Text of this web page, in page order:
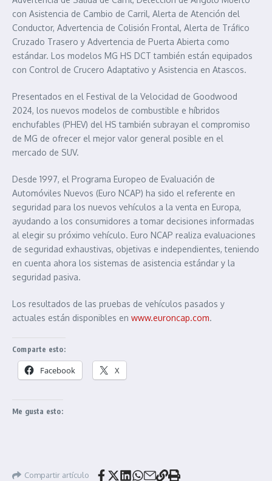
con Asistencia de Cambio de Carril, Alerta de Atención del
Conductor, Advertencia de Colisión Frontal, Alerta de Tráfico
Cruzado Trasero y Advertencia de Puerta Abierta como
estándar. Los modelos MG HS DCT también están equipados
con Control de Crucero Adaptativo y Asistencia en Atascos.
Presentados en el Festival de la Velocidad de Goodwood
2024, los nuevos modelos de combustible e híbridos
enchufables (PHEV) del HS también subrayan el compromiso
de MG de ofrecer el mejor valor general posible en el
mercado de SUV.
Desde 1997, el Programa Europeo de Evaluación de
Automóviles Nuevos (Euro NCAP) ha sido el referente en
seguridad para los nuevos vehículos a la venta en Europa,
ayudando a los consumidores a tomar decisiones informadas
al elegir su próximo vehículo. Euro NCAP realiza evaluaciones
de seguridad exhaustivas, objetivas e independientes, teniendo
en cuenta ahora los sistemas de asistencia estándar y la
seguridad pasiva.
Los resultados de las pruebas de vehículos pasados y
actuales están disponibles en www.euroncap.com.
Comparte esto:
Facebook X
Me gusta esto:
Compartir artículo